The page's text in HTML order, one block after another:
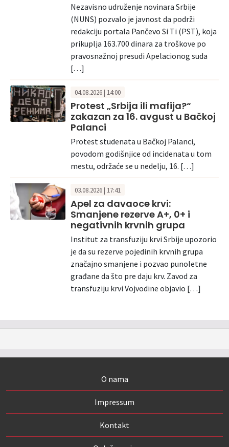
Nezavisno udruženje novinara Srbije
(NUNS) pozvalo je javnost da podrži
redakciju portala Pančevo Si Ti (PST), koja
prikuplja 163.700 dinara za troškove po
pravosnažnoj presudi Apelacionog suda
[…]
04.08.2026 | 14:00
Protest „Srbija ili mafija?“
zakazan za 16. avgust u Bačkoj
Palanci
Protest studenata u Bačkoj Palanci,
povodom godišnjice od incidenata u tom
mestu, održaće se u nedelju, 16. […]
03.08.2026 | 17:41
Apel za davaoce krvi:
Smanjene rezerve A+, 0+ i
negativnih krvnih grupa
Institut za transfuziju krvi Srbije upozorio
je da su rezerve pojedinih krvnih grupa
značajno smanjene i pozvao punoletne
građane da što pre daju krv. Zavod za
transfuziju krvi Vojvodine objavio […]
O nama
Impressum
Kontakt